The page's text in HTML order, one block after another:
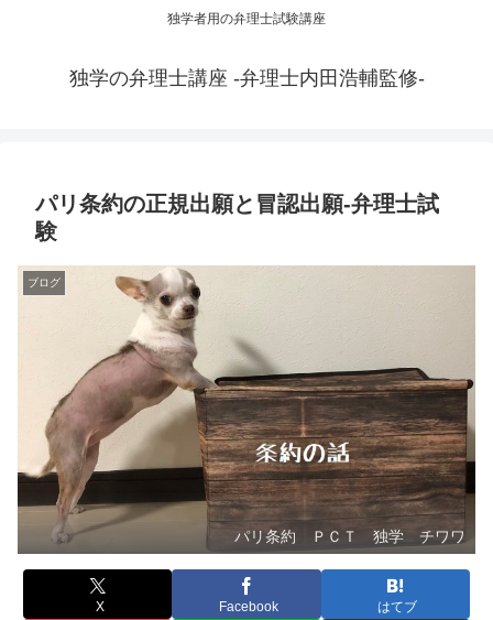
独学者用の弁理士試験講座
独学の弁理士講座 -弁理士内田浩輔監修-
パリ条約の正規出願と冒認出願-弁理士試
験
ブログ
パリ条約 ＰＣＴ 独学 チワワ
X Facebook はてブ